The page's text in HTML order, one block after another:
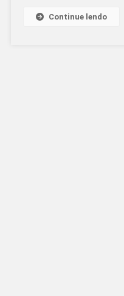
Continue lendo